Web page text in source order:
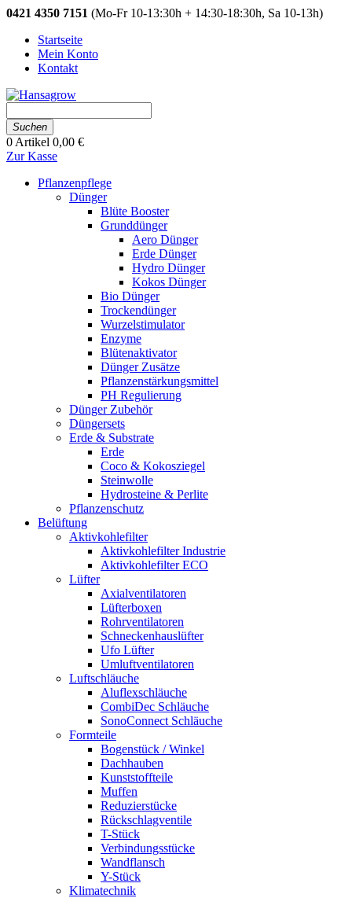
0421 4350 7151 (Mo-Fr 10-13:30h + 14:30-18:30h, Sa 10-13h)
Startseite
Mein Konto
Kontakt
Suchen
0 Artikel 0,00 €
Zur Kasse
Pflanzenpflege
Dünger
Blüte Booster
Grunddünger
Aero Dünger
Erde Dünger
Hydro Dünger
Kokos Dünger
Bio Dünger
Trockendünger
Wurzelstimulator
Enzyme
Blütenaktivator
Dünger Zusätze
Pflanzenstärkungsmittel
PH Regulierung
Dünger Zubehör
Düngersets
Erde & Substrate
Erde
Coco & Kokosziegel
Steinwolle
Hydrosteine & Perlite
Pflanzenschutz
Belüftung
Aktivkohlefilter
Aktivkohlefilter Industrie
Aktivkohlefilter ECO
Lüfter
Axialventilatoren
Lüfterboxen
Rohrventilatoren
Schneckenhauslüfter
Ufo Lüfter
Umluftventilatoren
Luftschläuche
Aluflexschläuche
CombiDec Schläuche
SonoConnect Schläuche
Formteile
Bogenstück / Winkel
Dachhauben
Kunststoffteile
Muffen
Reduzierstücke
Rückschlagventile
T-Stück
Verbindungsstücke
Wandflansch
Y-Stück
Klimatechnik